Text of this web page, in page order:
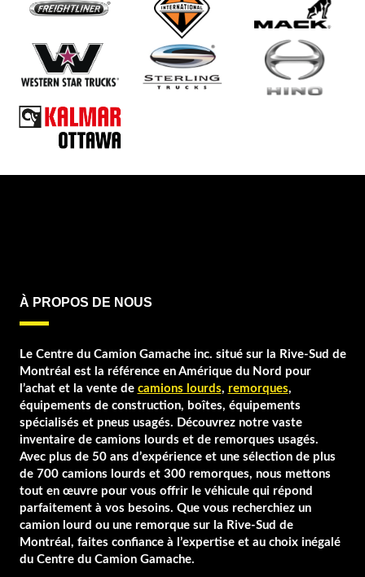
PETERBILT
REITNOUER STARGATE
TRAILKING
TRANSCRAFT
À PROPOS DE NOUS
Le Centre du Camion Gamache inc. situé sur la Rive-Sud de
Montréal est la référence en Amérique du Nord pour
l’achat et la vente de camions lourds, remorques,
équipements de construction, boîtes, équipements
spécialisés et pneus usagés. Découvrez notre vaste
inventaire de camions lourds et de remorques usagés.
Avec plus de 50 ans d’expérience et une sélection de plus
de 700 camions lourds et 300 remorques, nous mettons
tout en œuvre pour vous offrir le véhicule qui répond
parfaitement à vos besoins. Que vous recherchiez un
camion lourd ou une remorque sur la Rive-Sud de
Montréal, faites confiance à l’expertise et au choix inégalé
du Centre du Camion Gamache.